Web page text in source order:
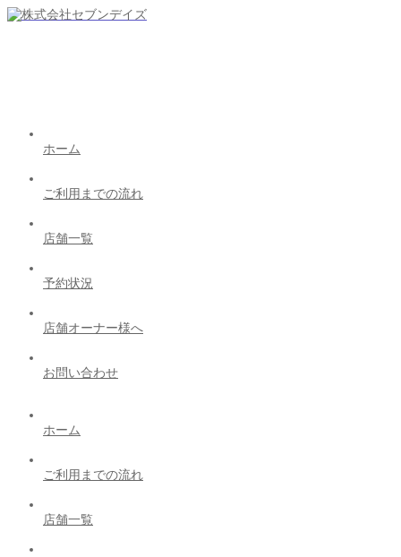
ホーム
ご利用までの流れ
店舗一覧
予約状況
店舗オーナー様へ
お問い合わせ
ホーム
ご利用までの流れ
店舗一覧